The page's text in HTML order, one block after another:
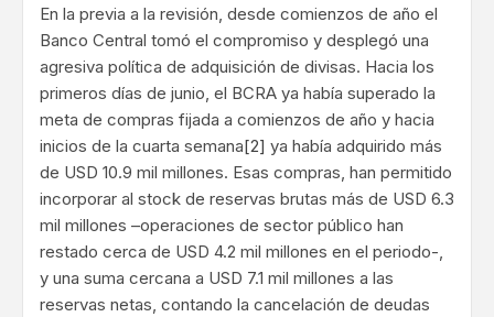
En la previa a la revisión, desde comienzos de año el
Banco Central tomó el compromiso y desplegó una
agresiva política de adquisición de divisas. Hacia los
primeros días de junio, el BCRA ya había superado la
meta de compras fijada a comienzos de año y hacia
inicios de la cuarta semana[2] ya había adquirido más
de USD 10.9 mil millones. Esas compras, han permitido
incorporar al stock de reservas brutas más de USD 6.3
mil millones –operaciones de sector público han
restado cerca de USD 4.2 mil millones en el periodo-,
y una suma cercana a USD 7.1 mil millones a las
reservas netas, contando la cancelación de deudas